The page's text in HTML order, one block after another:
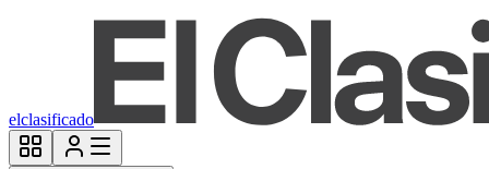
elclasificado